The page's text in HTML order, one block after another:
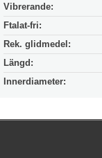
Vibrerande:
Ftalat-fri:
Rek. glidmedel:
Längd:
Innerdiameter: